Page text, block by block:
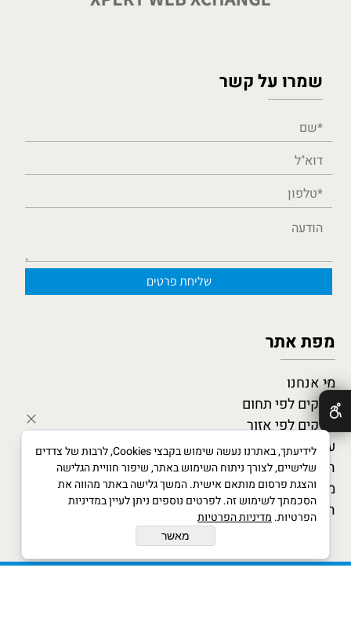
שמרו על קשר
מפת אתר
מי אנחנו
עסקים לפי תחום
עסקים לפי אזור
עסקים מומלצים
המגזין העסקי
מדריך לעסקים חדשים
הצטרף כמומחה
✕
לידיעתך, באתרנו נעשה שימוש בקבצי Cookies, לרבות של צדדים
שלישיים, לצורך ניתוח השימוש באתר, שיפור חוויית הגלישה
והצגת פרסום מותאם אישית. המשך גלישה באתר מהווה את
הסכמתך לשימוש זה. לפרטים נוספים ניתן לעיין במדיניות
הפרטיות. מדיניות הפרטיות
מאשר